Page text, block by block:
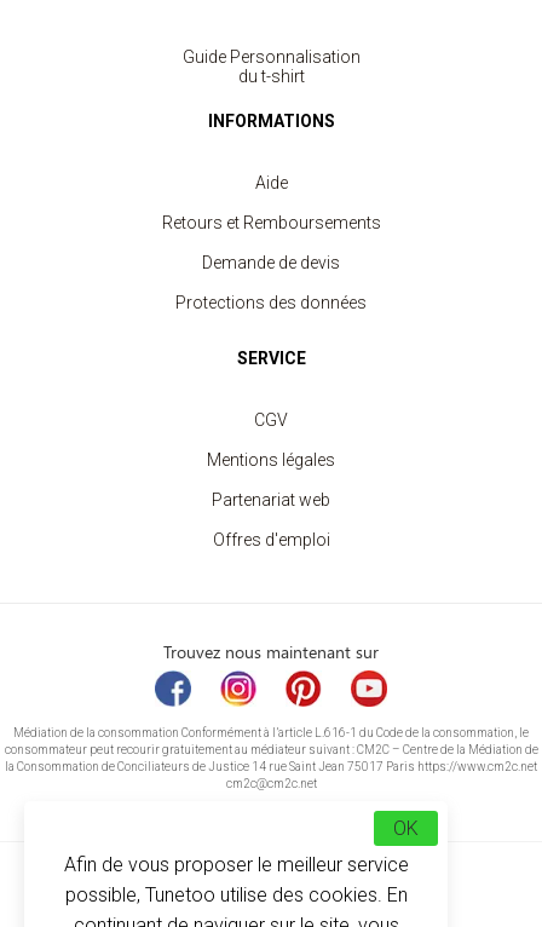
Guide Personnalisation
du t-shirt
INFORMATIONS
Aide
Retours et Remboursements
Demande de devis
Protections des données
SERVICE
CGV
Mentions légales
Partenariat web
Offres d'emploi
Trouvez nous maintenant sur
Médiation de la consommation Conformément à l’article L.616-1 du Code de la consommation, le
consommateur peut recourir gratuitement au médiateur suivant : CM2C – Centre de la Médiation de
la Consommation de Conciliateurs de Justice 14 rue Saint Jean 75017 Paris https://www.cm2c.net
cm2c@cm2c.net
Afin de vous proposer le meilleur service
possible, Tunetoo utilise des cookies. En
OK